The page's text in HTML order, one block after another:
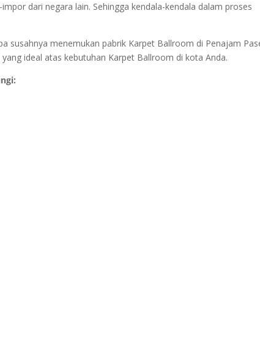
dari negara lain. Sehingga kendala-kendala dalam proses
susahnya menemukan pabrik Karpet Ballroom di Penajam
ideal atas kebutuhan Karpet Ballroom di kota Anda.